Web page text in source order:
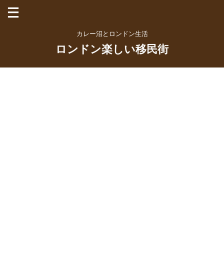
カレー沼とロンドン生活
ロンドン楽しい移民街